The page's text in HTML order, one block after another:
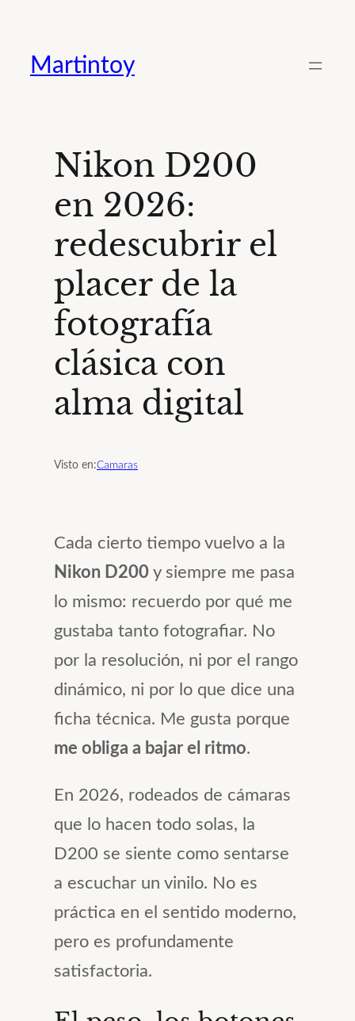
contenido
Martintoy
Nikon D200
en 2026:
redescubrir el
placer de la
fotografía
clásica con
alma digital
Visto en:Camaras
Cada cierto tiempo vuelvo a la
Nikon D200 y siempre me pasa
lo mismo: recuerdo por qué me
gustaba tanto fotografiar. No
por la resolución, ni por el rango
dinámico, ni por lo que dice una
ficha técnica. Me gusta porque
me obliga a bajar el ritmo.
En 2026, rodeados de cámaras
que lo hacen todo solas, la
D200 se siente como sentarse
a escuchar un vinilo. No es
práctica en el sentido moderno,
pero es profundamente
satisfactoria.